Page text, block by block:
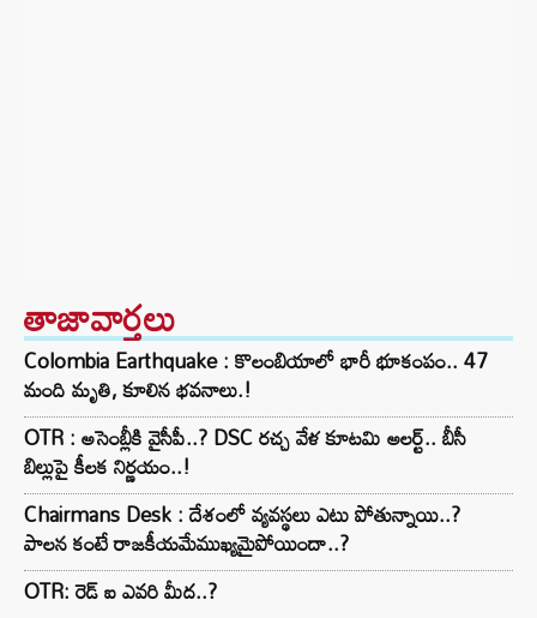
తాజావార్తలు
Colombia Earthquake : కొలంబియాలో భారీ భూకంపం.. 47
మంది మృతి, కూలిన భవనాలు.!
OTR : అసెంబ్లీకి వైసీపీ..? DSC రచ్చ వేళ కూటమి అలర్ట్.. బీసీ
బిల్లుపై కీలక నిర్ణయం..!
Chairmans Desk : దేశంలో వ్యవస్థలు ఎటు పోతున్నాయి..?
పాలన కంటే రాజకీయమేముఖ్యమైపోయిందా..?
OTR: రెడ్ ఐ ఎవరి మీద..?